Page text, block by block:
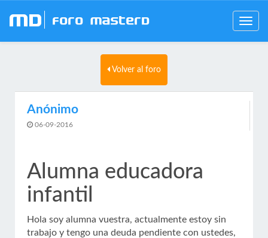
Toggle
mD Foro MasterD
Volver al foro
Anónimo
06-09-2016
Alumna educadora
infantil
Hola soy alumna vuestra, actualmente estoy sin
trabajo y tengo una deuda pendiente con ustedes,